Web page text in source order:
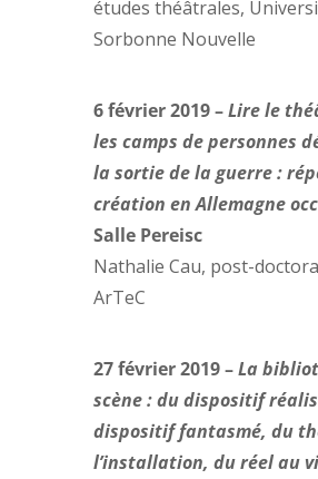
études théâtrales,
Sorbonne Nouvelle
6 février 2019 –Lire le
les camps de personnes
la sortie de la guerre :
création en Allemagne
Salle Pereisc
Nathalie Cau, post-
ArTeC
27 février 2019 –La
scène : du dispositif
dispositif fantasmé, du
l’installation, du réel au